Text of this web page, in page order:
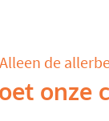
Alleen de
onze